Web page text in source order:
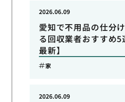
愛知で不用品の仕分
る回収業者おすすめ
最新】
2026.06.09
家
2026.06.09